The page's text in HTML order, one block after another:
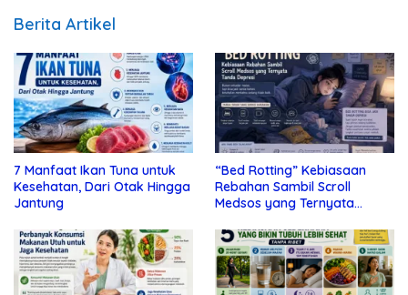
Berita Artikel
7 Manfaat Ikan Tuna untuk
Kesehatan, Dari Otak Hingga
Jantung
“Bed Rotting” Kebiasaan
Rebahan Sambil Scroll
Medsos yang Ternyata